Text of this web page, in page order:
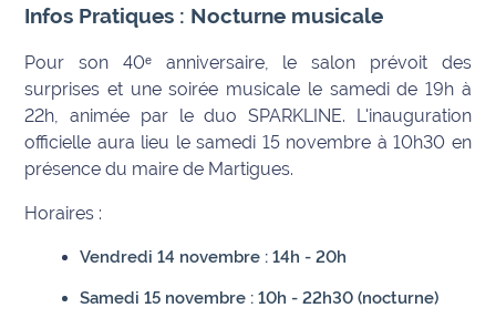
nous ?
Devenir
annonceur
Recrutement
légales
Conditions
générales
Infos Pratiques : Nocturne musicale
Pour son 40ᵉ anniversaire, le salon prévoit des
surprises et une soirée musicale le samedi de 19h à
22h, animée par le duo SPARKLINE. L'inauguration
officielle aura lieu le samedi 15 novembre à 10h30 en
présence du maire de Martigues.
Horaires :
Vendredi 14 novembre : 14h - 20h
Samedi 15 novembre : 10h - 22h30 (nocturne)